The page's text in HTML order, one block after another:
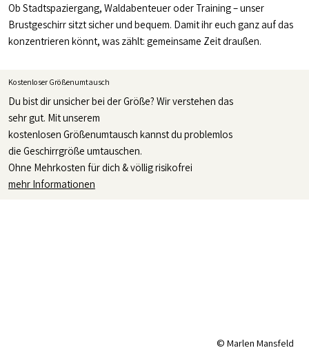
Ob Stadtspaziergang, Waldabenteuer oder Training – unser
Brustgeschirr sitzt sicher und bequem. Damit ihr euch ganz auf das
konzentrieren könnt, was zählt: gemeinsame Zeit draußen.
Kostenloser Größenumtausch
Du bist dir unsicher bei der Größe? Wir verstehen das
sehr gut. Mit unserem
kostenlosen Größenumtausch kannst du problemlos
die Geschirrgröße umtauschen.
Ohne Mehrkosten für dich & völlig risikofrei
mehr Informationen
© Marlen Mansfeld